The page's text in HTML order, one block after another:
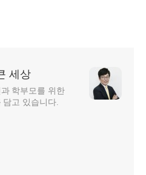
세상
학부모를 위한
고 있습니다.